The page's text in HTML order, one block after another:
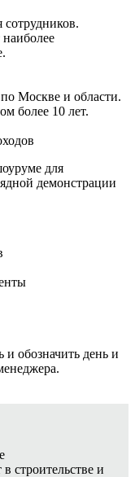
Москве и области.
более 10 лет.
для
демонстрации
и обозначить день и
строительстве и